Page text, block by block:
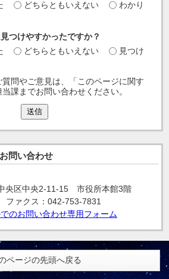
どちらともいえない
わかり
つけやすかったですか？
どちらともいえない
見つけ
問やご意見は、「このページに関す
課までお問い合わせください。
送信
お問い合わせ
央区中央2-11-15 市役所本館3階
ァクス：042-753-7831
のお問い合わせ専用フォーム
ページの先頭へ戻る